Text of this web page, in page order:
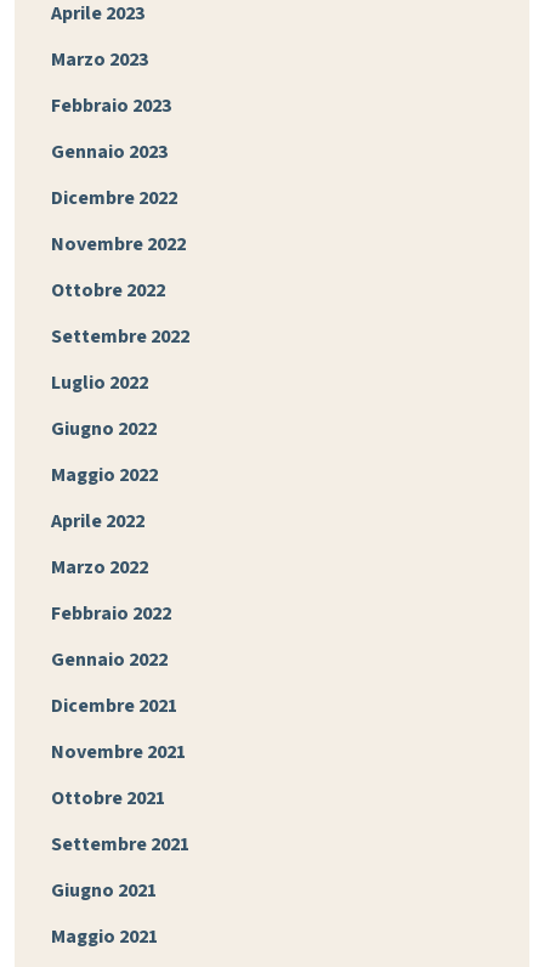
Aprile 2023
Marzo 2023
Febbraio 2023
Gennaio 2023
Dicembre 2022
Novembre 2022
Ottobre 2022
Settembre 2022
Luglio 2022
Giugno 2022
Maggio 2022
Aprile 2022
Marzo 2022
Febbraio 2022
Gennaio 2022
Dicembre 2021
Novembre 2021
Ottobre 2021
Settembre 2021
Giugno 2021
Maggio 2021